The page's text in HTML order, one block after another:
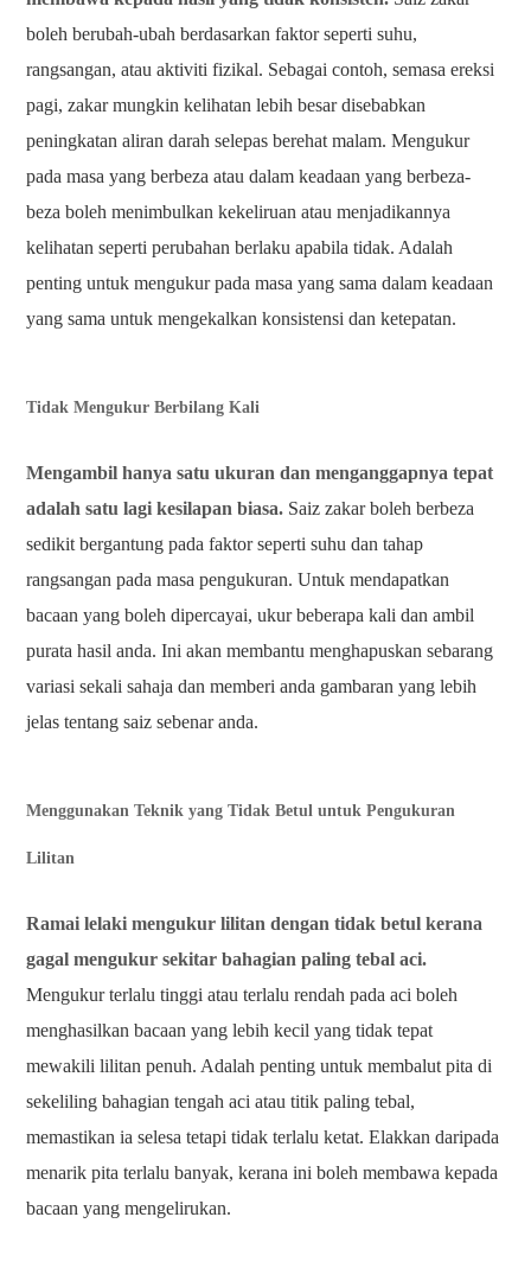
boleh berubah-ubah berdasarkan faktor seperti suhu,
rangsangan, atau aktiviti fizikal. Sebagai contoh, semasa ereksi
pagi, zakar mungkin kelihatan lebih besar disebabkan
peningkatan aliran darah selepas berehat malam. Mengukur
pada masa yang berbeza atau dalam keadaan yang berbeza-
beza boleh menimbulkan kekeliruan atau menjadikannya
kelihatan seperti perubahan berlaku apabila tidak. Adalah
penting untuk mengukur pada masa yang sama dalam keadaan
yang sama untuk mengekalkan konsistensi dan ketepatan.
Tidak Mengukur Berbilang Kali
Mengambil hanya satu ukuran dan menganggapnya tepat
adalah satu lagi kesilapan biasa. Saiz zakar boleh berbeza
sedikit bergantung pada faktor seperti suhu dan tahap
rangsangan pada masa pengukuran. Untuk mendapatkan
bacaan yang boleh dipercayai, ukur beberapa kali dan ambil
purata hasil anda. Ini akan membantu menghapuskan sebarang
variasi sekali sahaja dan memberi anda gambaran yang lebih
jelas tentang saiz sebenar anda.
Menggunakan Teknik yang Tidak Betul untuk Pengukuran
Lilitan
Ramai lelaki mengukur lilitan dengan tidak betul kerana
gagal mengukur sekitar bahagian paling tebal aci.
Mengukur terlalu tinggi atau terlalu rendah pada aci boleh
menghasilkan bacaan yang lebih kecil yang tidak tepat
mewakili lilitan penuh. Adalah penting untuk membalut pita di
sekeliling bahagian tengah aci atau titik paling tebal,
memastikan ia selesa tetapi tidak terlalu ketat. Elakkan daripada
menarik pita terlalu banyak, kerana ini boleh membawa kepada
bacaan yang mengelirukan.